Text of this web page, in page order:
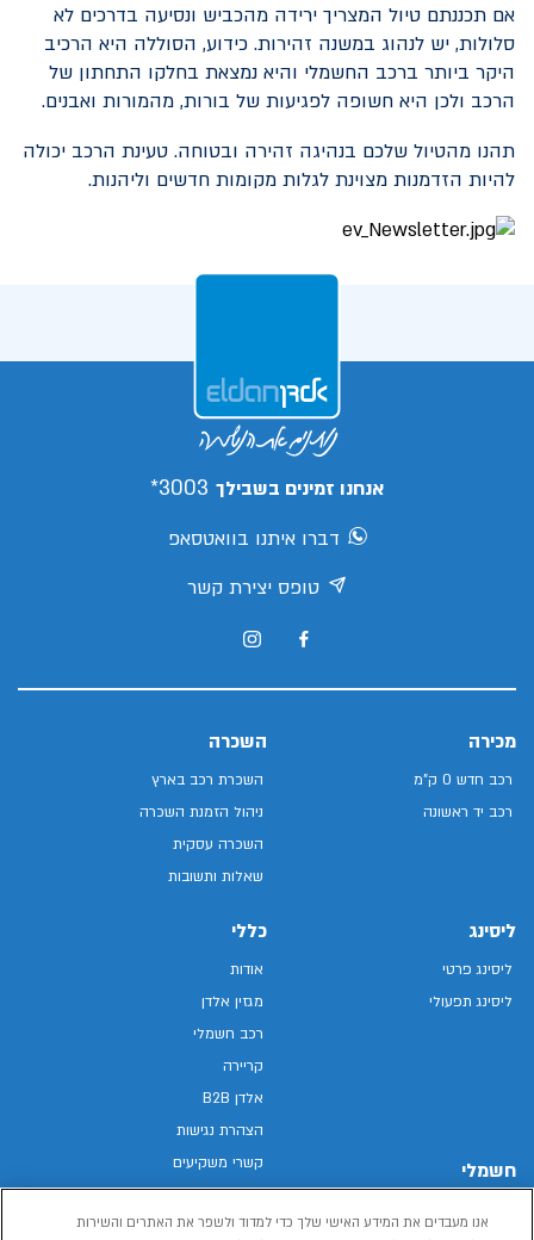
אם תכננתם טיול המצריך ירידה מהכביש ונסיעה בדרכים לא
סלולות, יש לנהוג במשנה זהירות. כידוע, הסוללה היא הרכיב
היקר ביותר ברכב החשמלי והיא נמצאת בחלקו התחתון של
הרכב ולכן היא חשופה לפגיעות של בורות, מהמורות ואבנים.
תהנו מהטיול שלכם בנהיגה זהירה ובטוחה. טעינת הרכב יכולה
להיות הזדמנות מצוינת לגלות מקומות חדשים וליהנות.
אנחנו זמינים בשבילך 3003*
דברו איתנו בוואטסאפ
טופס יצירת קשר
מכירה
רכב חדש 0 ק"מ
רכב יד ראשונה
השכרה
השכרת רכב בארץ
ניהול הזמנת השכרה
השכרה עסקית
שאלות ותשובות
ליסינג
ליסינג פרטי
ליסינג תפעולי
חשמלי
כללי
אודות
מגזין אלדן
רכב חשמלי
קריירה
אלדן B2B
הצהרת נגישות
קשרי משקיעים
מפת האתר
מדיניות פרטיות
אנו מעבדים את המידע האישי שלך כדי למדוד ולשפר את האתרים והשירות